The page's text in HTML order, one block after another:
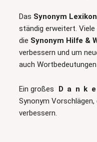
Das Synonym Lexikon
ständig erweitert.
die Synonym Hilfe &
verbessern und um
auch
Ein großes
Synonym
verbessern.